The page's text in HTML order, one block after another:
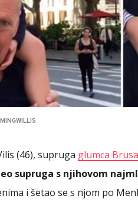
(46), supruga glumca
supruga s njihovom
i šetao se s njom po